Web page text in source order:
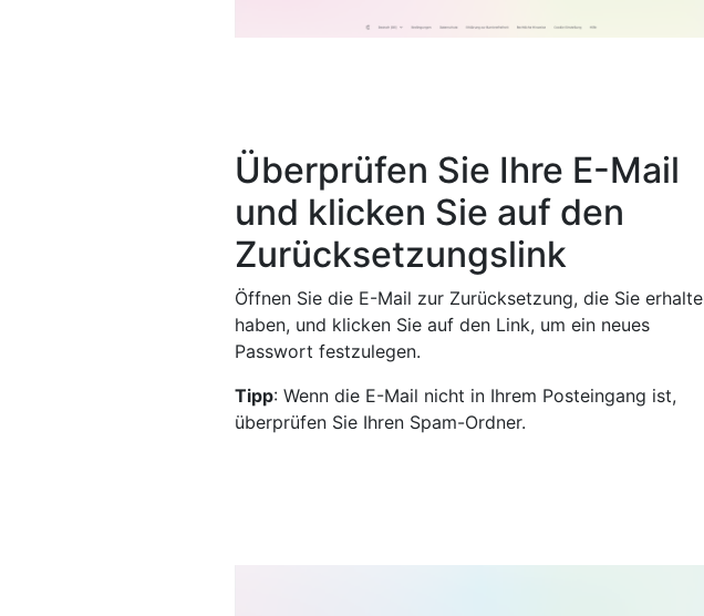
Überprüfen Sie Ihre E-Mail
und klicken Sie auf den
Zurücksetzungslink
Öffnen Sie die E-Mail zur Zurücksetzung, die Sie
haben, und klicken Sie auf den Link, um ein neues
Passwort festzulegen.
Tipp: Wenn die E-Mail nicht in Ihrem Posteingang ist,
überprüfen Sie Ihren Spam-Ordner.